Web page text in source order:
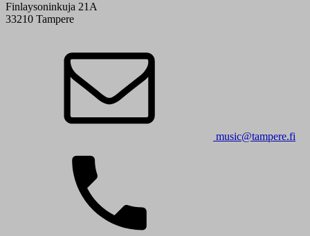
Finlaysoninkuja 21A
33210 Tampere
music@tampere.fi